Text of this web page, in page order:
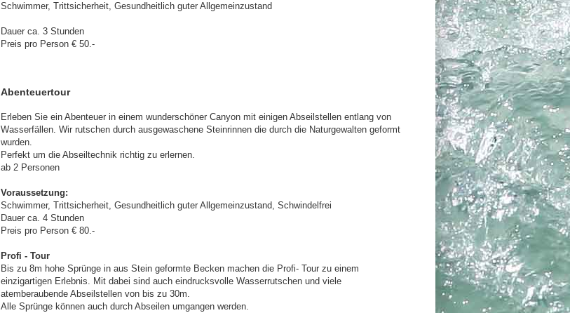
Schwimmer, Trittsicherheit, Gesundheitlich guter Allgemeinzustand
Dauer ca. 3 Stunden
Preis pro Person € 50.-
Abenteuertour
Erleben Sie ein Abenteuer in einem wunderschöner Canyon mit einigen Abseilstellen entlang von
Wasserfällen. Wir rutschen durch ausgewaschene Steinrinnen die durch die Naturgewalten geformt
wurden.
Perfekt um die Abseiltechnik richtig zu erlernen.
ab 2 Personen
Voraussetzung:
Schwimmer, Trittsicherheit, Gesundheitlich guter Allgemeinzustand, Schwindelfrei
Dauer ca. 4 Stunden
Preis pro Person € 80.-
Profi - Tour
Bis zu 8m hohe Sprünge in aus Stein geformte Becken machen die Profi- Tour zu einem
einzigartigen Erlebnis. Mit dabei sind auch eindrucksvolle Wasserrutschen und viele
atemberaubende Abseilstellen von bis zu 30m.
Alle Sprünge können auch durch Abseilen umgangen werden.